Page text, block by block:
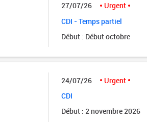
27/07/26
Urgent
CDI - Temps partiel
Début : Début octobre
24/07/26
Urgent
CDI
Début : 2 novembre 2026